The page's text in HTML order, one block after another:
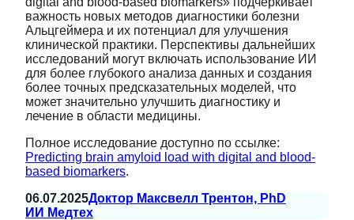
важность новых методов диагностики болезни
Альцгеймера и их потенциал для улучшения
клинической практики. Перспективы дальнейших
исследований могут включать использование ИИ
для более глубокого анализа данных и создания
более точных предсказательных моделей, что
может значительно улучшить диагностику и
лечение в области медицины.
Полное исследование доступно по ссылке:
Predicting brain amyloid load with digital and blood-
based biomarkers.
06.07.2025Доктор Максвелл Трентон, PhD
ИИ Медтех